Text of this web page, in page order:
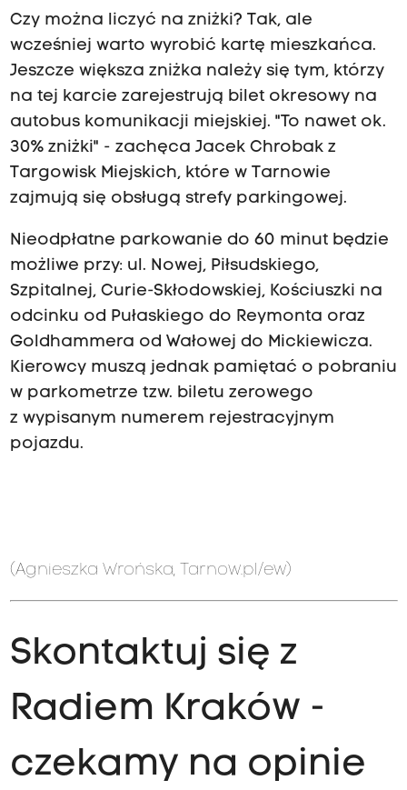
Czy można liczyć na zniżki? Tak, ale
wcześniej warto wyrobić kartę mieszkańca.
Jeszcze większa zniżka należy się tym, którzy
na tej karcie zarejestrują bilet okresowy na
autobus komunikacji miejskiej. "To nawet ok.
30% zniżki" - zachęca Jacek Chrobak z
Targowisk Miejskich, które w Tarnowie
zajmują się obsługą strefy parkingowej.
Nieodpłatne parkowanie do 60 minut będzie
możliwe przy: ul. Nowej, Piłsudskiego,
Szpitalnej, Curie-Skłodowskiej, Kościuszki na
odcinku od Pułaskiego do Reymonta oraz
Goldhammera od Wałowej do Mickiewicza.
Kierowcy muszą jednak pamiętać o pobraniu
w parkometrze tzw. biletu zerowego
z wypisanym numerem rejestracyjnym
pojazdu.
(Agnieszka Wrońska, Tarnow.pl/ew)
Skontaktuj się z
Radiem Kraków -
czekamy na opinie